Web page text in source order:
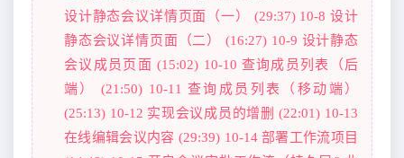
设计静态会议详情页面（一） (29:37) 10-8 设计
静态会议详情页面（二） (16:27) 10-9 设计静态
会议成员页面 (15:02) 10-10 查询成员列表（后
端） (21:50) 10-11 查询成员列表（移动端）
(25:13) 10-12 实现会议成员的增删 (22:01) 10-13
在线编辑会议内容 (29:39) 10-14 部署工作流项目